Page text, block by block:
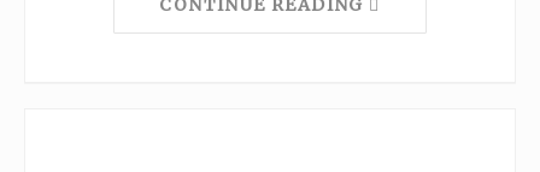
CONTINUE READING